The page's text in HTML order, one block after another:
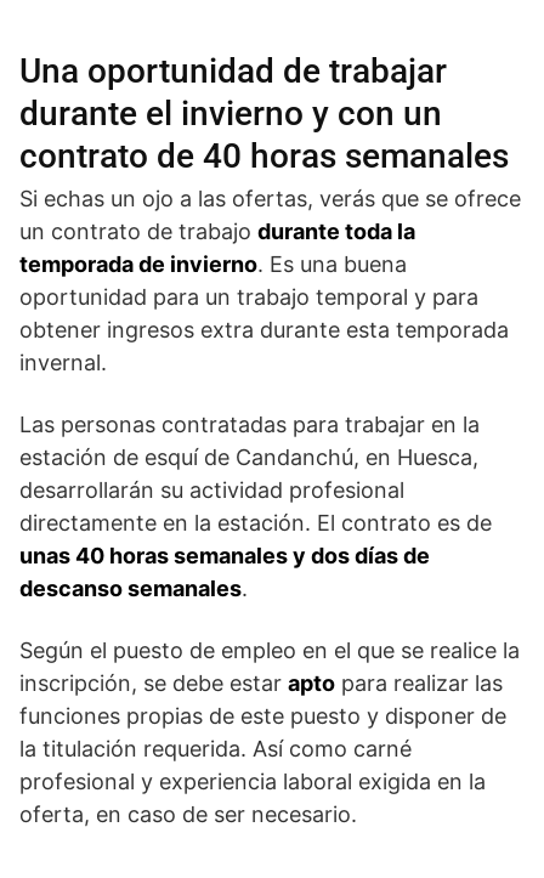
Una oportunidad de trabajar
durante el invierno y con un
contrato de 40 horas semanales
Si echas un ojo a las ofertas, verás que se ofrece
un contrato de trabajo durante toda la
temporada de invierno. Es una buena
oportunidad para un trabajo temporal y para
obtener ingresos extra durante esta temporada
invernal.
Las personas contratadas para trabajar en la
estación de esquí de Candanchú, en Huesca,
desarrollarán su actividad profesional
directamente en la estación. El contrato es de
unas 40 horas semanales y dos días de
descanso semanales.
Según el puesto de empleo en el que se realice la
inscripción, se debe estar apto para realizar las
funciones propias de este puesto y disponer de
la titulación requerida. Así como carné
profesional y experiencia laboral exigida en la
oferta, en caso de ser necesario.